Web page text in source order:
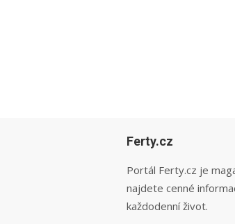
Ferty.cz
Portál Ferty.cz je
najdete cenné
každodenní život.